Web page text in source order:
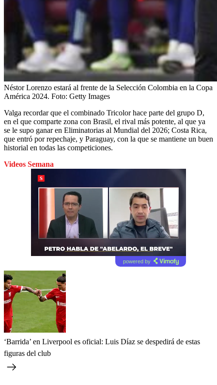
Néstor Lorenzo estará al frente de la Selección Colombia en la Copa
América 2024. Foto: Getty Images
Valga recordar que el combinado Tricolor hace parte del grupo D,
en el que comparte zona con Brasil, el rival más potente, al que ya
se le supo ganar en Eliminatorias al Mundial del 2026; Costa Rica,
que entró por repechaje, y Paraguay, con la que se mantiene un buen
historial en todas las competiciones.
Videos Semana
powered by
‘Barrida’ en Liverpool es oficial: Luis Díaz se despedirá de estas
figuras del club